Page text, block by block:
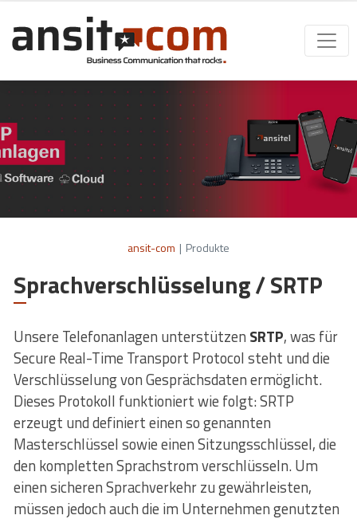
ansit-com | Produkte
Sprachverschlüsselung / SRTP
Unsere Telefonanlagen unterstützen SRTP, was für
Secure Real-Time Transport Protocol steht und die
Verschlüsselung von Gesprächsdaten ermöglicht.
Dieses Protokoll funktioniert wie folgt: SRTP
erzeugt und definiert einen so genannten
Masterschlüssel sowie einen Sitzungsschlüssel, die
den kompletten Sprachstrom verschlüsseln. Um
einen sicheren Sprachverkehr zu gewährleisten,
müssen jedoch auch die im Unternehmen genutzten